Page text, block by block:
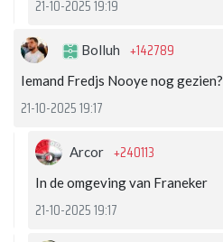
21-10-2025 19:19
Bolluh +142789
Iemand Fredjs Nooye nog gezien?
21-10-2025 19:17
Arcor +240113
In de omgeving van Franeker
21-10-2025 19:17